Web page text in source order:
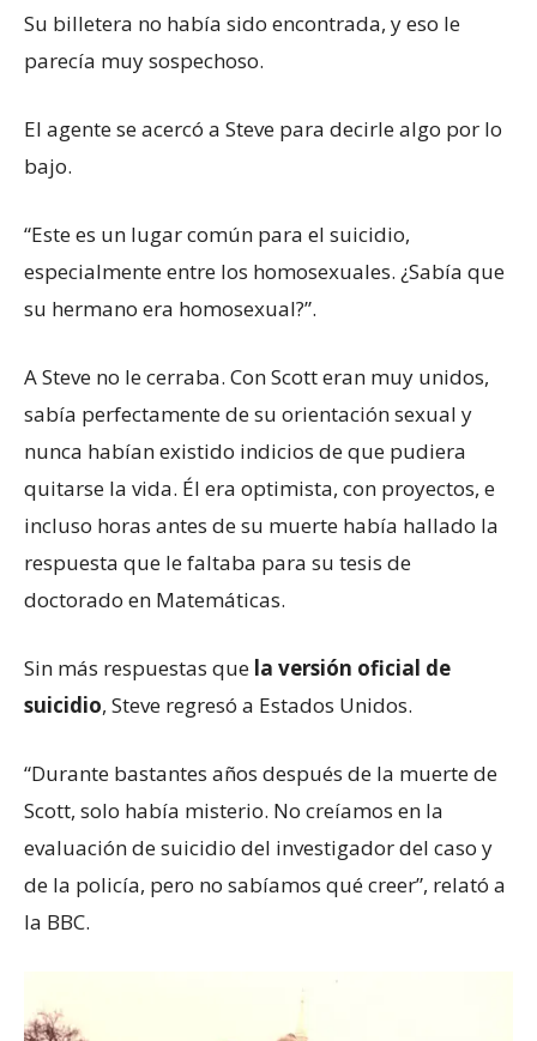
Su billetera no había sido encontrada, y eso le
parecía muy sospechoso.
El agente se acercó a Steve para decirle algo por lo
bajo.
“Este es un lugar común para el suicidio,
especialmente entre los homosexuales. ¿Sabía que
su hermano era homosexual?”.
A Steve no le cerraba. Con Scott eran muy unidos,
sabía perfectamente de su orientación sexual y
nunca habían existido indicios de que pudiera
quitarse la vida. Él era optimista, con proyectos, e
incluso horas antes de su muerte había hallado la
respuesta que le faltaba para su tesis de
doctorado en Matemáticas.
Sin más respuestas que la versión oficial de
suicidio, Steve regresó a Estados Unidos.
“Durante bastantes años después de la muerte de
Scott, solo había misterio. No creíamos en la
evaluación de suicidio del investigador del caso y
de la policía, pero no sabíamos qué creer”, relató a
la BBC.